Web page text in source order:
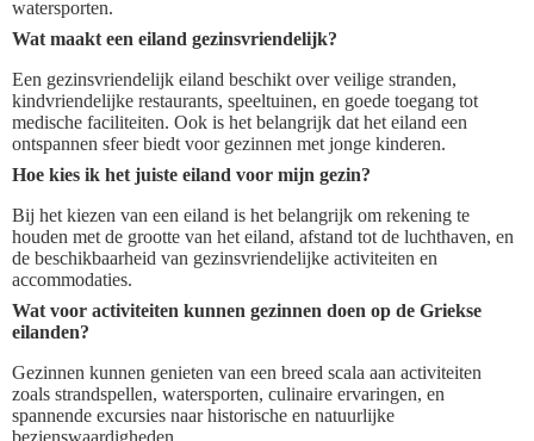
watersporten.
Wat maakt een eiland gezinsvriendelijk?
Een gezinsvriendelijk eiland beschikt over veilige stranden,
kindvriendelijke restaurants, speeltuinen, en goede toegang tot
medische faciliteiten. Ook is het belangrijk dat het eiland een
ontspannen sfeer biedt voor gezinnen met jonge kinderen.
Hoe kies ik het juiste eiland voor mijn gezin?
Bij het kiezen van een eiland is het belangrijk om rekening te
houden met de grootte van het eiland, afstand tot de luchthaven, en
de beschikbaarheid van gezinsvriendelijke activiteiten en
accommodaties.
Wat voor activiteiten kunnen gezinnen doen op de Griekse
eilanden?
Gezinnen kunnen genieten van een breed scala aan activiteiten
zoals strandspellen, watersporten, culinaire ervaringen, en
spannende excursies naar historische en natuurlijke
bezienswaardigheden.